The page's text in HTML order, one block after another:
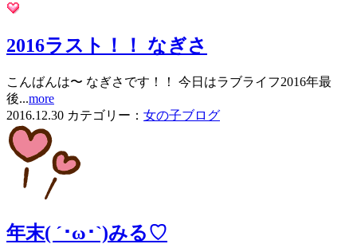
2016ラスト！！ なぎさ
こんばんは〜 なぎさです！！ 今日はラブライフ2016年最
後...more
2016.12.30 カテゴリー： 女の子ブログ
年末( ´･ω･`)みる♡